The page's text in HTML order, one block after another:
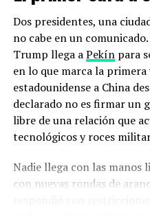
Dos presidentes, una
no cabe en un
Trump llega aPekínpara
en lo que marca la
estadounidense a China
declarado no es firmar un
libre de una relación que
tecnológicos y roces
Nadie llega con las manos
con nuevas rondas de